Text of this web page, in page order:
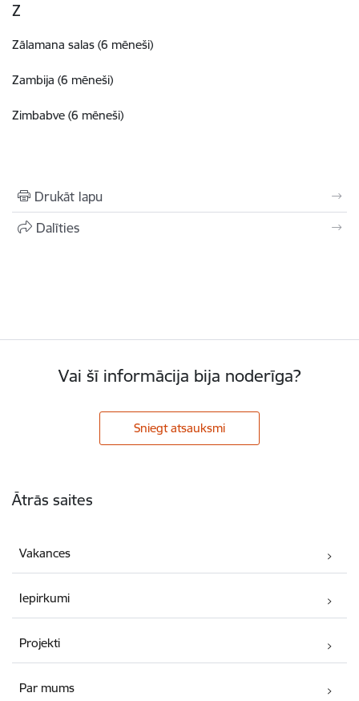
Z
Zālamana salas (6 mēneši)
Zambija (6 mēneši)
Zimbabve (6 mēneši)
Drukāt lapu
Dalīties
Vai šī informācija bija noderīga?
Sniegt atsauksmi
Ātrās saites
Vakances
Iepirkumi
Projekti
Par mums